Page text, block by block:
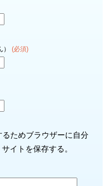
） (必須)
ためブラウザーに自分
イトを保存する。